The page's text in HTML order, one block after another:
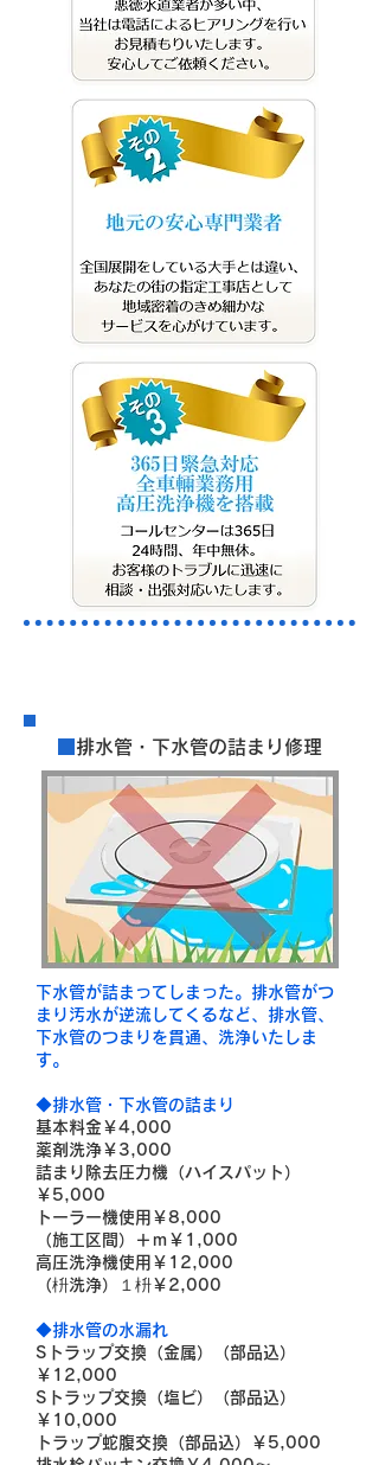
排水管・下水管の詰まり修理
下水管が詰まってしまった。排水管がつ
まり汚水が逆流してくるなど、排水管、
下水管のつまりを貫通、洗浄いたしま
す。
◆排水管・下水管の詰まり
基本料金￥4,000
薬剤洗浄￥3,000
詰まり除去圧力機（ハイスパット）
￥5,000
トーラー機使用￥8,000
（施工区間）＋ｍ￥1,000
高圧洗浄機使用￥12,000
（枡洗浄）１枡￥2,000
◆排水管の水漏れ
Sトラップ交換（金属）（部品込）
￥12,000
Sトラップ交換（塩ビ）（部品込）
￥10,000
トラップ蛇腹交換（部品込）￥5,000